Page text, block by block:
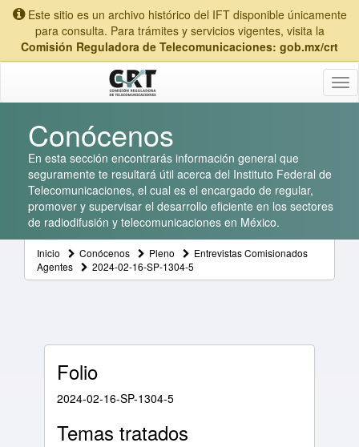
Este sitio es un archivo histórico del IFT disponible únicamente
para consulta. Para trámites y servicios vigentes, visita la
Comisión Reguladora de Telecomunicaciones: gob.mx/crt
Conócenos
En esta sección encontrarás información general que
seguramente te resultará útil acerca del Instituto Federal de
Telecomunicaciones, el cual es el encargado de regular,
promover y supervisar el desarrollo eficiente en los sectores
de radiodifusión y telecomunicaciones en México.
Inicio Conócenos Pleno
Entrevistas Comisionados
Agentes
2024-02-16-SP-1304-5
Folio
2024-02-16-SP-1304-5
Temas tratados